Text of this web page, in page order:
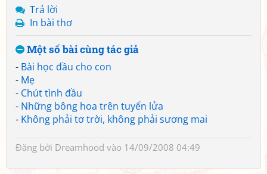
Trả lời
In bài thơ
Một số bài cùng tác giả
- Bài học đầu cho con
- Mẹ
- Chút tình đầu
- Những bông hoa trên tuyến lửa
- Không phải tơ trời, không phải sương mai
Đăng bởi Dreamhood vào 14/09/2008 04:49